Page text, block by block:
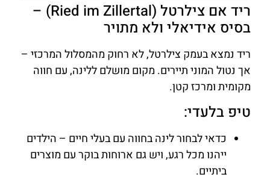
ריד אם צילרטל (Ried im Zillertal) –
בסיס אידיאלי ולא מתויר
ריד נמצא בעמק צילרטל, לא רחוק מהמסלול המרכזי –
אך נטול המוני תיירים. מקום מושלם ללינה, עם חווה
מקומית ומרכז קטן.
טיפ בלעדי:
כדאי לבחור לינה בחווה עם בעלי חיים – הילדים
ייהנו מכל רגע, ויש גם ארוחות בוקר עם מוצרים
ביתיים.